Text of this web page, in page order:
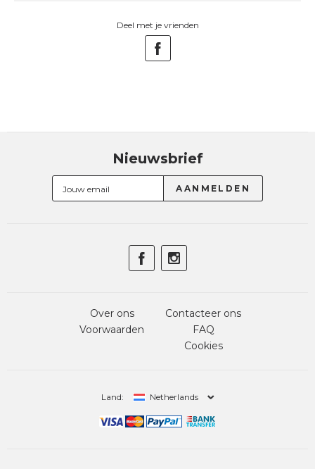
Deel met je vrienden
Nieuwsbrief
Over ons
Voorwaarden
Contacteer ons
FAQ
Cookies
Land: Netherlands